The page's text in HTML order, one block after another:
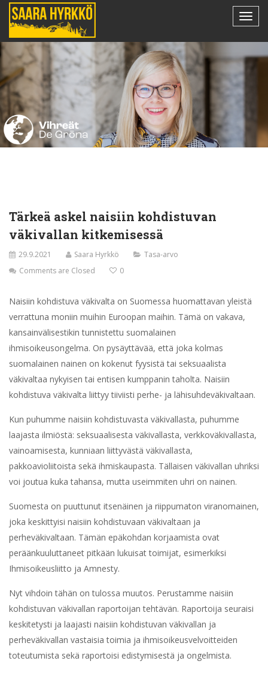
Tärkeä‌ askel ‌naisiin‌ ‌kohdis­tu­van‌
‌väkival­lan‌ ‌kitkemi­sessä‌
29.9.2021 Saara Hyrkkö
Tasa-arvo
Comments are Closed
0
Naisiin kohdistuva väkivalta on Suomessa huomattavan yleistä
verrattuna moniin muihin Euroopan maihin. Tämä ‌on‌ ‌vakava,‌
‌kansainvälisestikin‌ ‌tunnistettu ‌suomalainen‌
‌ihmisoikeusongelma.‌ On‌ pysäyttävää,‌ ‌että‌ ‌joka ‌kolmas‌
‌suomalainen‌ ‌nainen‌ ‌on‌ ‌kokenut‌ ‌fyysistä‌ ‌tai‌ ‌seksuaalista
‌väkivaltaa ‌nykyisen‌ ‌tai‌ ‌entisen‌ ‌kumppanin‌ ‌taholta.‌ ‌Naisiin‌
‌kohdistuva ‌väkivalta ‌liittyy tiiviisti ‌perhe-‌ ‌ja ‌lähisuhdeväkivaltaan.‌ ‌
Kun‌ ‌puhumme ‌naisiin‌ ‌kohdistuvasta ‌väkivallasta,‌ ‌puhumme
‌laajasta ‌ilmiöstä:‌ ‌‌seksuaalisesta ‌väkivallasta,‌ verkkoväkivallasta,‌
‌vainoamisesta,‌ ‌kunniaan‌ ‌liittyvästä‌ ‌väkivallasta,‌
‌pakkoavioliitoista ‌sekä‌ ‌ihmiskaupasta.‌ ‌Tällaisen‌ ‌väkivallan‌ ‌uhriksi‌
‌voi‌ ‌joutua kuka ‌tahansa, mutta useimmiten uhri on nainen.
Suomesta on puuttunut itsenäinen ja riippumaton viranomainen,
joka ‌keskittyisi‌ ‌naisiin‌ ‌kohdistuvaan‌ ‌väkivaltaan‌ ‌ja
‌perheväkivaltaan.‌ Tämän epäkohdan korjaamista ovat
peräänkuuluttaneet pitkään lukuisat toimijat, esimerkiksi
Ihmisoikeusliitto ja Amnesty. ‌
Nyt‌ ‌vihdoin‌ ‌tähän‌ ‌on‌ ‌tulossa ‌muutos.‌ Perustamme naisiin‌
‌kohdistuvan‌ ‌väkivallan‌ ‌raportoijan‌ ‌tehtävä‌n.‌ ‌Raportoija ‌seuraisi‌
‌keskitetysti‌ ‌ja ‌laajasti‌ ‌naisiin‌ ‌kohdistuvan‌ ‌väkivallan‌ ‌ja
perheväkivallan‌ vastaisia toimia ‌ja ‌ihmisoikeusvelvoitteiden‌
‌toteutumista ‌sekä‌ ‌raportoisi‌ ‌edistymisestä‌ ‌ja ‌ongelmista.‌ ‌